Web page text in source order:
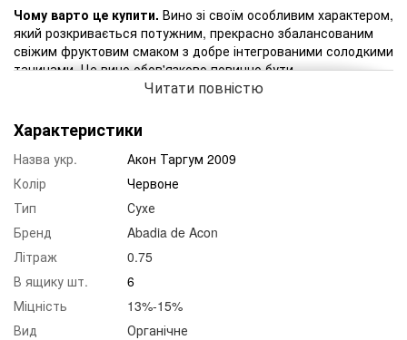
Чому варто це купити. Вино зі своїм особливим характером,
який розкривається потужним, прекрасно збалансованим
свіжим фруктовим смаком з добре інтегрованими солодкими
танинами. Це вино обов'язково повинно бути
декантирувати. Акон Таргум 2009 року абсолютно чудове
виробництва цього напою використовують тільки кращий
урожай з сімдесятирічних лоз. Ягоди для нього збирають
вручну. На виноробні використовують тільки органічні
методи вирощування, обробки і виробництва вина. Напій
витримують 18 місяців в бочці з французького дуба і ще
стільки ж в склі. Іспанське вино Акон Таргум 2009
завоювало кілька нагород з вищими балами. Симбіоз
сучасного високотехнічного обладнання та сімейної
виноробні з виноградниками, що мають сімдесятирічний вік
з традиційним органічним виноробством, призводить до
народження кращих вин Іспанії.
Читати повністю
Характеристики
Назва укр.
Акон Таргум 2009
Колір
Червоне
Тип
Сухе
Бренд
Abadia de Acon
Літраж
0.75
В ящику шт.
6
Міцність
13%-15%
Вид
Органічне